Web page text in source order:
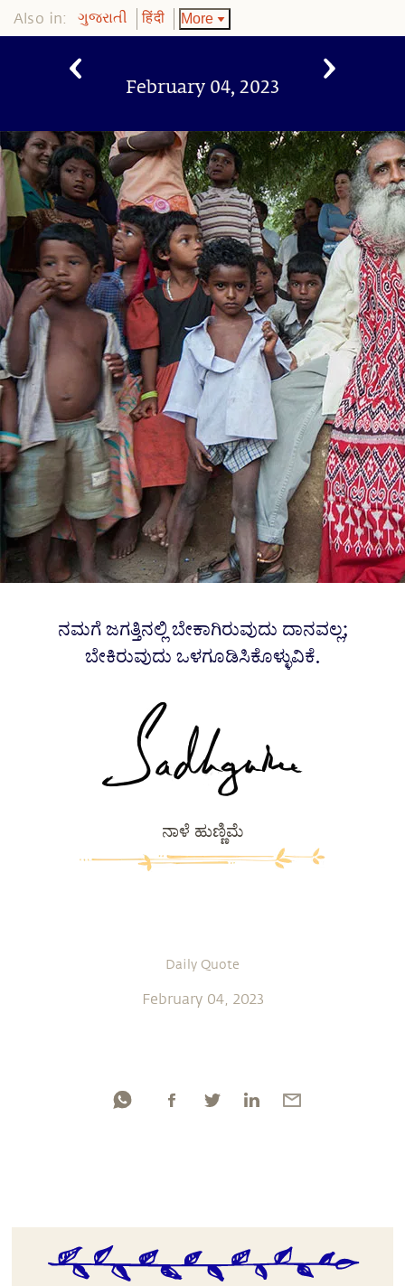
Also in: ગુજરાતી हिंदी More
February 04, 2023
ನಮಗೆ ಜಗತ್ತಿನಲ್ಲಿ ಬೇಕಾಗಿರುವುದು ದಾನವಲ್ಲ;
ಬೇಕಿರುವುದು ಒಳಗೂಡಿಸಿಕೊಳ್ಳುವಿಕೆ.
ನಾಳೆ ಹುಣ್ಣಿಮೆ
Daily Quote
February 04, 2023